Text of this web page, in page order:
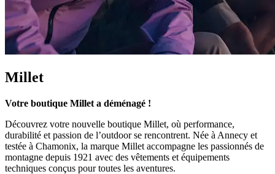
Millet
Votre boutique Millet a déménagé !
Découvrez votre nouvelle boutique Millet, où performance,
durabilité et passion de l’outdoor se rencontrent. Née à Annecy et
testée à Chamonix, la marque Millet accompagne les passionnés de
montagne depuis 1921 avec des vêtements et équipements
techniques conçus pour toutes les aventures.